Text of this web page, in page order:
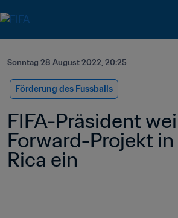
Sonntag 28 August 2022, 20:25
Förderung des Fussballs
FIFA-Präsident
Forward-Projekt
Rica ein